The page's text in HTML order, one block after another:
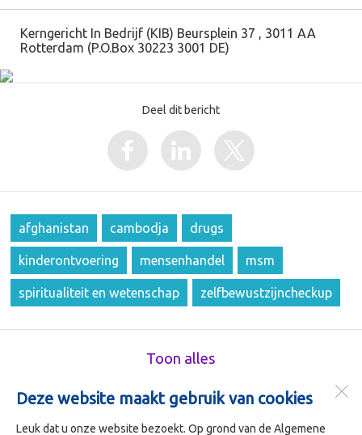
Deze website maakt gebruik van cookies
Leuk dat u onze website bezoekt. Op grond van de Algemene
Kerngericht In Bedrijf (KIB) Beursplein 37 , 3011 AA
Rotterdam (P.O.Box 30223 3001 DE)
Deel dit bericht
afghanistan cambodja drugs
kinderontvoering mensenhandel msm
spiritualiteit en wetenschap zelfbewustzijncheckup
Toon alles
Beursplein 37